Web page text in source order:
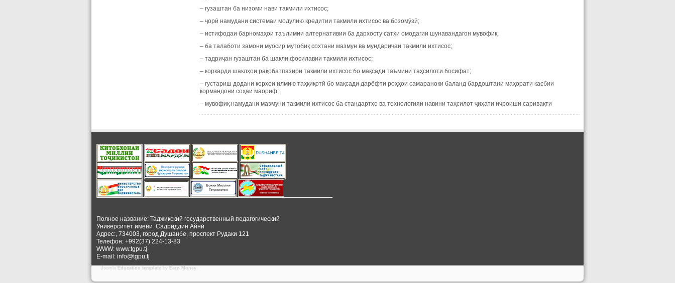
– гузаштан ба низоми нави такмили ихтисос;
– ҷорӣ намудани системаи модулию кредитии такмили ихтисос ва бозомӯзӣ;
– истифодаи барномаҳои таълимии алтернативии ба дархосту сатҳи омодагии шунавандагон мувофиқ;
– ба талаботи замони муосир мутобиқ сохтани мазмун ва мундариҷаи такмили ихтисос;
– тадриҷан гузаштан ба шакли фосилавии такмили ихтисос;
– коркарди шаклҳои рақобатпазири такмили ихтисос бо мақсади таъмини таҳсилоти босифат;
– густариш додани корҳои илмию таҳқиқотӣ бо мақсади дарёфти роҳҳои самараноки баланд бардоштани маҳорати касбии
кормандони соҳаи маориф;
– мувофиқ намудани мазмуни такмили ихтисос ба стандартҳо ва технологияи навини таҳсилот ҷиҳати иҷроиши саривақти
Полное название: Таджикский государственный педагогический
Университет имени Садриддин Айнӣ
Адрес:, 734003, город Душанбе, проспект Рудаки 121
Телефон: +992(37) 224-13-83
WWW: www.tgpu.tj
E-mail: info@tgpu.tj
Joomla Education template by Earn Money.